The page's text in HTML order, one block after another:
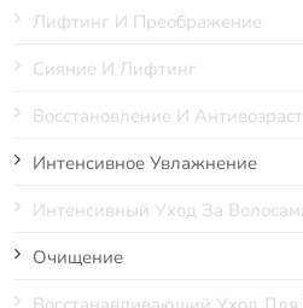
Лифтинг И Преображение
Сияние И Лифтинг
Восстановление И
Интенсивное Увлажнение
Интенсивный Уход За
Очищение